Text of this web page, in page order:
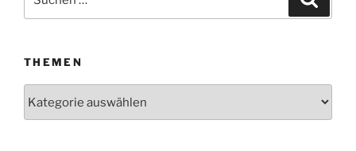
THEMEN